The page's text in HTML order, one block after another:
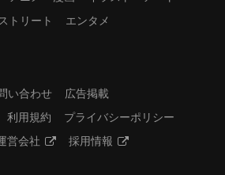
ストリート エンタメ
い合わせ
広告掲載
利用規約
プライバシーポリシー
営会社 採用情報